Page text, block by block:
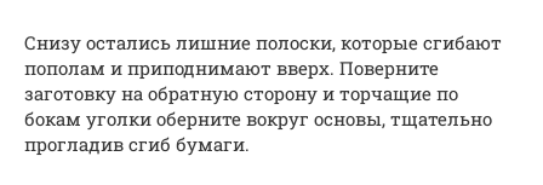
Снизу остались лишние полоски, которые сгибают
пополам и приподнимают вверх. Поверните
заготовку на обратную сторону и торчащие по
бокам уголки оберните вокруг основы, тщательно
прогладив сгиб бумаги.